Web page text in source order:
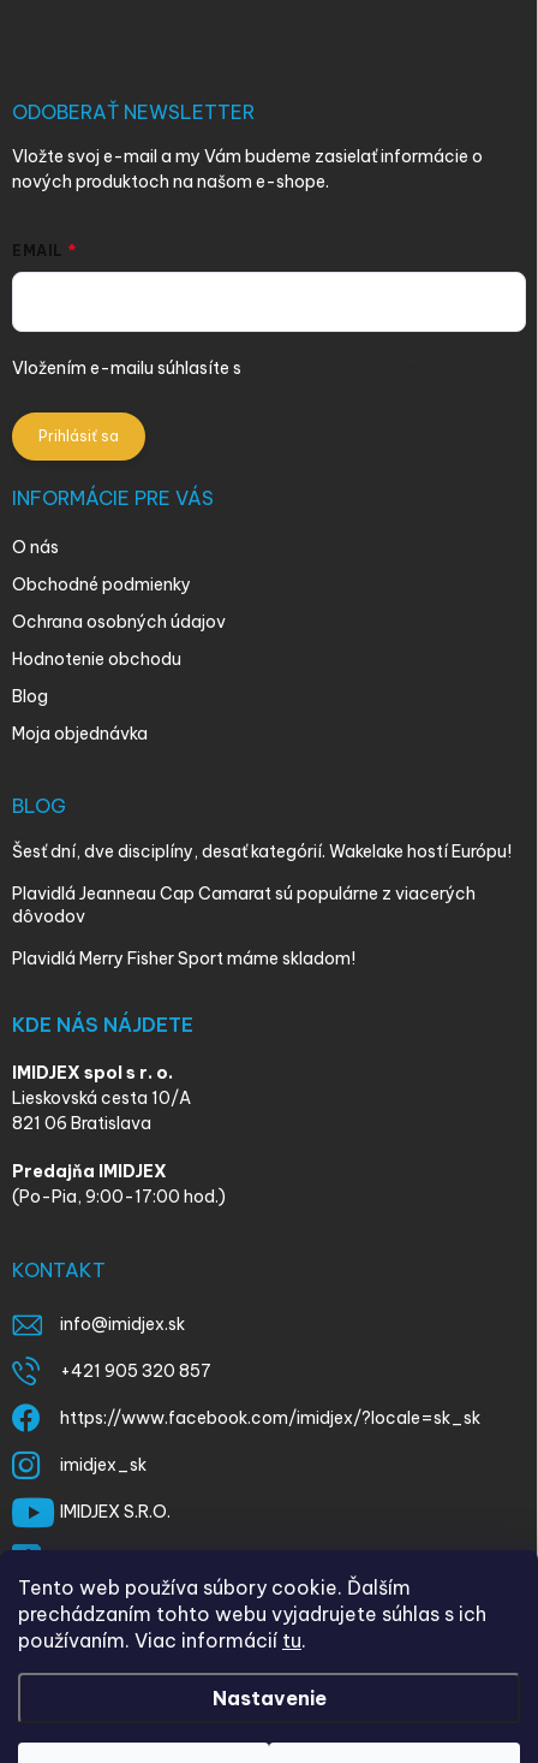
Tento web používa súbory cookie. Ďalším
prechádzaním tohto webu vyjadrujete súhlas s ich
používaním. Viac informácií tu.
Nastavenie
ODOBERAŤ NEWSLETTER
Vložte svoj e-mail a my Vám budeme zasielať informácie o
nových produktoch na našom e-shope.
EMAIL
Vložením e-mailu súhlasíte s
Prihlásiť sa
INFORMÁCIE PRE VÁS
O nás
Obchodné podmienky
Ochrana osobných údajov
Hodnotenie obchodu
Blog
Moja objednávka
BLOG
Šesť dní, dve disciplíny, desať kategórií. Wakelake hostí Európu!
Plavidlá Jeanneau Cap Camarat sú populárne z viacerých
dôvodov
Plavidlá Merry Fisher Sport máme skladom!
KDE NÁS NÁJDETE
IMIDJEX spol s r. o.
Lieskovská cesta 10/A
821 06 Bratislava
Predajňa IMIDJEX
(Po-Pia, 9:00-17:00 hod.)
KONTAKT
info@imidjex.sk
+421 905 320 857
https://www.facebook.com/imidjex/?locale=sk_sk
imidjex_sk
IMIDJEX S.R.O.
Copyright 2026imidjex.sk. Všetky práva vyhradené.Upraviť